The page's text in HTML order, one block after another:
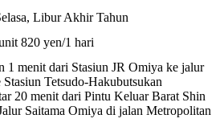
Libur Akhir Tahun
820 yen/1 hari
1 menit dari Stasiun JR Omiya ke jalur
Tetsudo-Hakubutsukan
20 menit dari Pintu Keluar Barat Shin
Saitama Omiya di jalan Metropolitan